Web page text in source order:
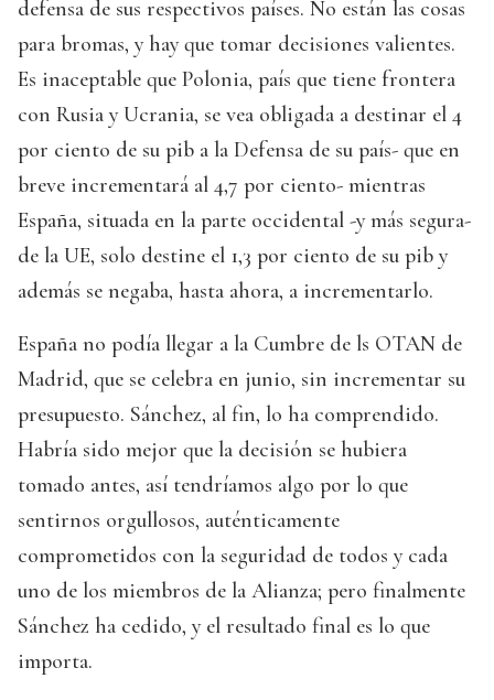
defensa de sus respectivos países. No están las cosas
para bromas, y hay que tomar decisiones valientes.
Es inaceptable que Polonia, país que tiene frontera
con Rusia y Ucrania, se vea obligada a destinar el 4
por ciento de su pib a la Defensa de su país- que en
breve incrementará al 4,7 por ciento- mientras
España, situada en la parte occidental -y más segura-
de la UE, solo destine el 1,3 por ciento de su pib y
además se negaba, hasta ahora, a incrementarlo.
España no podía llegar a la Cumbre de ls OTAN de
Madrid, que se celebra en junio, sin incrementar su
presupuesto. Sánchez, al fin, lo ha comprendido.
Habría sido mejor que la decisión se hubiera
tomado antes, así tendríamos algo por lo que
sentirnos orgullosos, auténticamente
comprometidos con la seguridad de todos y cada
uno de los miembros de la Alianza; pero finalmente
Sánchez ha cedido, y el resultado final es lo que
importa.